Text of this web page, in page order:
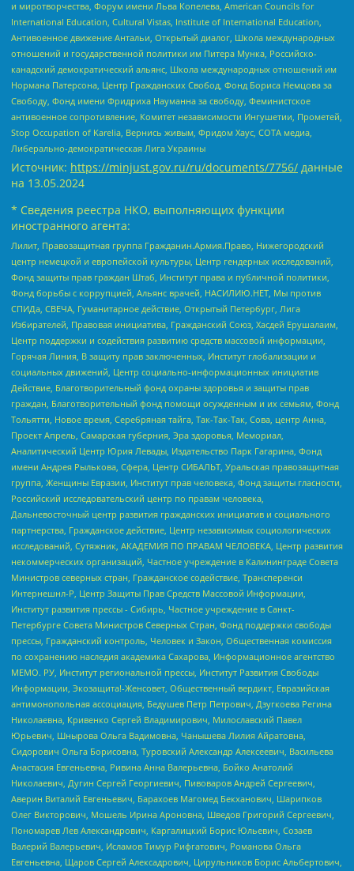
и миротворчества, Форум имени Льва Копелева, American Councils for
International Education, Cultural Vistas, Institute of International Education,
Антивоенное движение Антальи, Открытый диалог, Школа международных
отношений и государственной политики им Питера Мунка, Российско-
канадский демократический альянс, Школа международных отношений им
Нормана Патерсона, Центр Гражданских Свобод, Фонд Бориса Немцова за
Свободу, Фонд имени Фридриха Науманна за свободу, Феминистское
антивоенное сопротивление, Комитет независимости Ингушетии, Прометей,
Stop Occupation of Karelia, Вернись живым, Фридом Хаус, СОТА медиа,
Либерально-демократическая Лига Украины
Источник: https://minjust.gov.ru/ru/documents/7756/ данные
на 13.05.2024
* Сведения реестра НКО, выполняющих функции
иностранного агента:
Лилит, Правозащитная группа Гражданин.Армия.Право, Нижегородский
центр немецкой и европейской культуры, Центр гендерных исследований,
Фонд защиты прав граждан Штаб, Институт права и публичной политики,
Фонд борьбы с коррупцией, Альянс врачей, НАСИЛИЮ.НЕТ, Мы против
СПИДа, СВЕЧА, Гуманитарное действие, Открытый Петербург, Лига
Избирателей, Правовая инициатива, Гражданский Союз, Хасдей Ерушалаим,
Центр поддержки и содействия развитию средств массовой информации,
Горячая Линия, В защиту прав заключенных, Институт глобализации и
социальных движений, Центр социально-информационных инициатив
Действие, Благотворительный фонд охраны здоровья и защиты прав
граждан, Благотворительный фонд помощи осужденным и их семьям, Фонд
Тольятти, Новое время, Серебряная тайга, Так-Так-Так, Сова, центр Анна,
Проект Апрель, Самарская губерния, Эра здоровья, Мемориал,
Аналитический Центр Юрия Левады, Издательство Парк Гагарина, Фонд
имени Андрея Рылькова, Сфера, Центр СИБАЛЬТ, Уральская правозащитная
группа, Женщины Евразии, Институт прав человека, Фонд защиты гласности,
Российский исследовательский центр по правам человека,
Дальневосточный центр развития гражданских инициатив и социального
партнерства, Гражданское действие, Центр независимых социологических
исследований, Сутяжник, АКАДЕМИЯ ПО ПРАВАМ ЧЕЛОВЕКА, Центр развития
некоммерческих организаций, Частное учреждение в Калининграде Совета
Министров северных стран, Гражданское содействие, Трансперенси
Интернешнл-Р, Центр Защиты Прав Средств Массовой Информации,
Институт развития прессы - Сибирь, Частное учреждение в Санкт-
Петербурге Совета Министров Северных Стран, Фонд поддержки свободы
прессы, Гражданский контроль, Человек и Закон, Общественная комиссия
по сохранению наследия академика Сахарова, Информационное агентство
МЕМО. РУ, Институт региональной прессы, Институт Развития Свободы
Информации, Экозащита!-Женсовет, Общественный вердикт, Евразийская
антимонопольная ассоциация, Бедушев Петр Петрович, Дзугкоева Регина
Николаевна, Кривенко Сергей Владимирович, Милославский Павел
Юрьевич, Шнырова Ольга Вадимовна, Чанышева Лилия Айратовна,
Сидорович Ольга Борисовна, Туровский Александр Алексеевич, Васильева
Анастасия Евгеньевна, Ривина Анна Валерьевна, Бойко Анатолий
Николаевич, Дугин Сергей Георгиевич, Пивоваров Андрей Сергеевич,
Аверин Виталий Евгеньевич, Барахоев Магомед Бекханович, Шарипков
Олег Викторович, Мошель Ирина Ароновна, Шведов Григорий Сергеевич,
Пономарев Лев Александрович, Каргалицкий Борис Юльевич, Созаев
Валерий Валерьевич, Исламов Тимур Рифгатович, Романова Ольга
Евгеньевна, Щаров Сергей Алексадрович, Цирульников Борис Альбертович,